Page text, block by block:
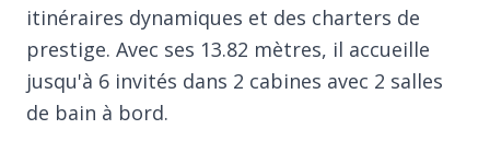
itinéraires dynamiques et des charters de
prestige. Avec ses 13.82 mètres, il accueille
jusqu'à 6 invités dans 2 cabines avec 2 salles
de bain à bord.